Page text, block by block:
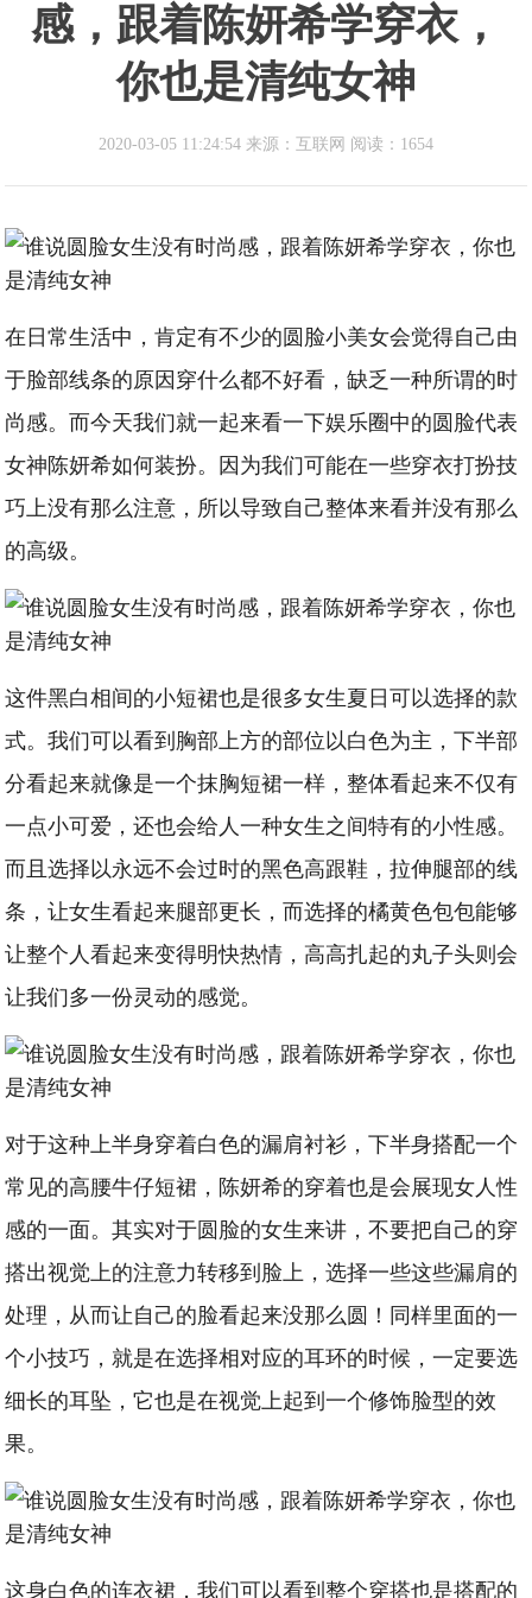
感，跟着陈妍希学穿衣，
你也是清纯女神
2020-03-05 11:24:54 来源：互联网 阅读：1654
在日常生活中，肯定有不少的圆脸小美女会觉得自己由
于脸部线条的原因穿什么都不好看，缺乏一种所谓的时
尚感。而今天我们就一起来看一下娱乐圈中的圆脸代表
女神陈妍希如何装扮。因为我们可能在一些穿衣打扮技
巧上没有那么注意，所以导致自己整体来看并没有那么
的高级。
这件黑白相间的小短裙也是很多女生夏日可以选择的款
式。我们可以看到胸部上方的部位以白色为主，下半部
分看起来就像是一个抹胸短裙一样，整体看起来不仅有
一点小可爱，还也会给人一种女生之间特有的小性感。
而且选择以永远不会过时的黑色高跟鞋，拉伸腿部的线
条，让女生看起来腿部更长，而选择的橘黄色包包能够
让整个人看起来变得明快热情，高高扎起的丸子头则会
让我们多一份灵动的感觉。
对于这种上半身穿着白色的漏肩衬衫，下半身搭配一个
常见的高腰牛仔短裙，陈妍希的穿着也是会展现女人性
感的一面。其实对于圆脸的女生来讲，不要把自己的穿
搭出视觉上的注意力转移到脸上，选择一些这些漏肩的
处理，从而让自己的脸看起来没那么圆！同样里面的一
个小技巧，就是在选择相对应的耳环的时候，一定要选
细长的耳坠，它也是在视觉上起到一个修饰脸型的效
果。
这身白色的连衣裙，我们可以看到整个穿搭也是搭配的